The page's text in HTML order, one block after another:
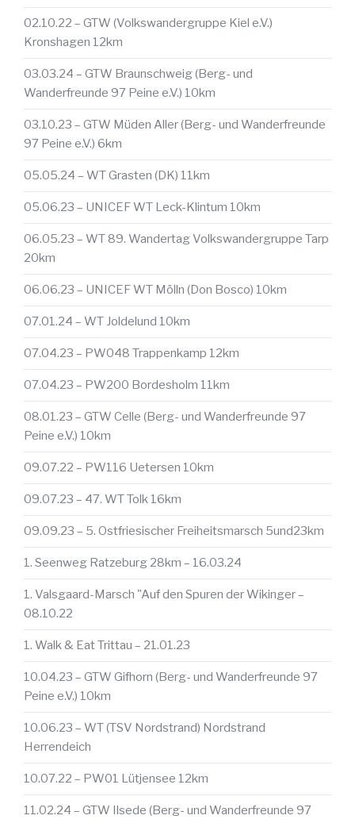
02.10.22 – GTW (Volkswandergruppe Kiel e.V.)
Kronshagen 12km
03.03.24 – GTW Braunschweig (Berg- und
Wanderfreunde 97 Peine e.V.) 10km
03.10.23 – GTW Müden Aller (Berg- und Wanderfreunde
97 Peine e.V.) 6km
05.05.24 – WT Grasten (DK) 11km
05.06.23 – UNICEF WT Leck-Klintum 10km
06.05.23 – WT 89. Wandertag Volkswandergruppe Tarp
20km
06.06.23 – UNICEF WT Mölln (Don Bosco) 10km
07.01.24 – WT Joldelund 10km
07.04.23 – PW048 Trappenkamp 12km
07.04.23 – PW200 Bordesholm 11km
08.01.23 – GTW Celle (Berg- und Wanderfreunde 97
Peine e.V.) 10km
09.07.22 – PW116 Uetersen 10km
09.07.23 – 47. WT Tolk 16km
09.09.23 – 5. Ostfriesischer Freiheitsmarsch 5und23km
1. Seenweg Ratzeburg 28km – 16.03.24
1. Valsgaard-Marsch "Auf den Spuren der Wikinger –
08.10.22
1. Walk & Eat Trittau – 21.01.23
10.04.23 – GTW Gifhorn (Berg- und Wanderfreunde 97
Peine e.V.) 10km
10.06.23 – WT (TSV Nordstrand) Nordstrand
Herrendeich
10.07.22 – PW01 Lütjensee 12km
11.02.24 – GTW Ilsede (Berg- und Wanderfreunde 97